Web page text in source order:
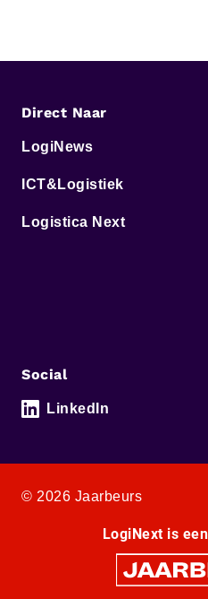
Direct Naar
LogiNews
ICT&Logistiek
Logistica Next
Social
LinkedIn
© 2026 Jaarbeurs
LogiNext is